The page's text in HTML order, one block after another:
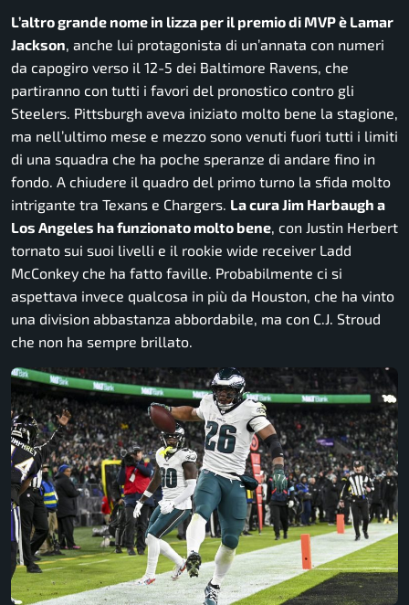
L’altro grande nome in lizza per il premio di MVP è Lamar
Jackson , anche lui protagonista di un’annata con numeri
da capogiro verso il 12-5 dei Baltimore Ravens, che
partiranno con tutti i favori del pronostico contro gli
Steelers. Pittsburgh aveva iniziato molto bene la stagione,
ma nell’ultimo mese e mezzo sono venuti fuori tutti i limiti
di una squadra che ha poche speranze di andare fino in
fondo. A chiudere il quadro del primo turno la sfida molto
intrigante tra Texans e Chargers. La cura Jim Harbaugh a
Los Angeles ha funzionato molto bene , con Justin Herbert
tornato sui suoi livelli e il rookie wide receiver Ladd
McConkey che ha fatto faville. Probabilmente ci si
aspettava invece qualcosa in più da Houston, che ha vinto
una division abbastanza abbordabile, ma con C.J. Stroud
che non ha sempre brillato.